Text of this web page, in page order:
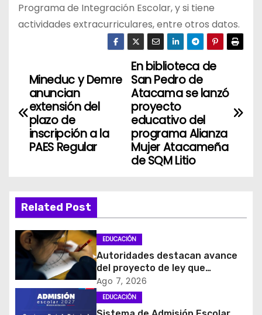
Programa de Integración Escolar, y si tiene
actividades extracurriculares, entre otros datos.
N
v
a
c
i
n
En biblioteca de
San Pedro de
Atacama se lanzó
proyecto
educativo del
programa Alianza
Mujer Atacameña
de SQM Litio
Mineduc y Demre
anuncian
extensión del
plazo de
inscripción a la
PAES Regular
Related Post
EDUCACIÓN
Autoridades destacan avance
del proyecto de ley que
introduce mejoras al Sistema
de Admisión Escolar
Ago 7, 2026
EDUCACIÓN